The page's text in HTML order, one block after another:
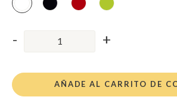
AÑADE AL CARRITO DE